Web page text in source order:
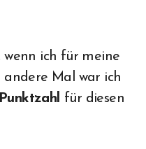
wenn ich für meine
andere Mal war ich
für diesen